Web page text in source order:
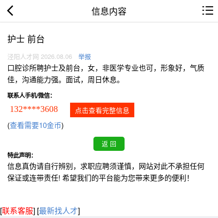
信息内容
护士 前台
泾阳人才网 2026.08.06 举报
口腔诊所聘护士及前台，女，非医学专业也可，形象好，气质
佳，沟通能力强。面试，周日休息。
联系人手机/微信：
132****3608 点击查看完整信息
(查看需要10金币)
特此声明：
信息真伪请自行辨别，求职应聘须谨慎，网站对此不承担任何
保证或连带责任! 希望我们的平台能为您带来更多的便利！
[联系客服] [最新找人才]